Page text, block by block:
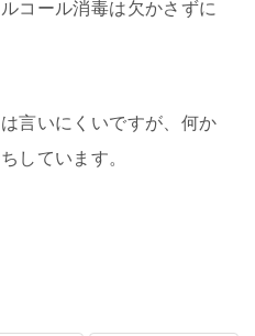
コール消毒は欠かさずに
言いにくいですが、何か
しています。